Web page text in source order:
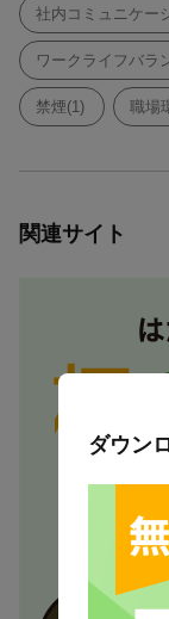
社内コミュニケー
ワークライフバラ
禁煙(1) 職場
関連サイト
ダウン